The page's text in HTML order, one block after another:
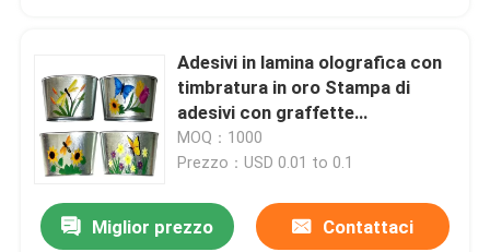
Adesivi in ​​lamina olografica con
timbratura in oro Stampa di
adesivi con graffette
litografiche
MOQ：1000
Prezzo：USD 0.01 to 0.1
Miglior prezzo Contattaci